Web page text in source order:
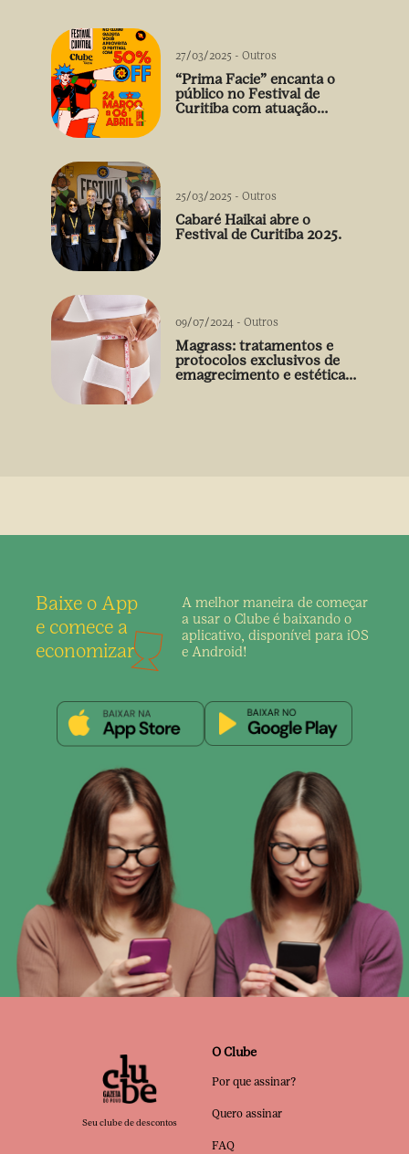
27/03/2025 - Outros
“Prima Facie” encanta o
público no Festival de
Curitiba com atuação
25/03/2025 - Outros
Cabaré Haikai abre o
Festival de Curitiba 2025.
09/07/2024 - Outros
Magrass: tratamentos e
protocolos exclusivos de
emagrecimento e estética
Baixe o App
e comece a
economizar
A melhor maneira de começar
a usar o Clube é baixando o
aplicativo, disponível para iOS
e Android!
Seu clube de descontos
O Clube
Por que assinar?
Quero assinar
FAQ